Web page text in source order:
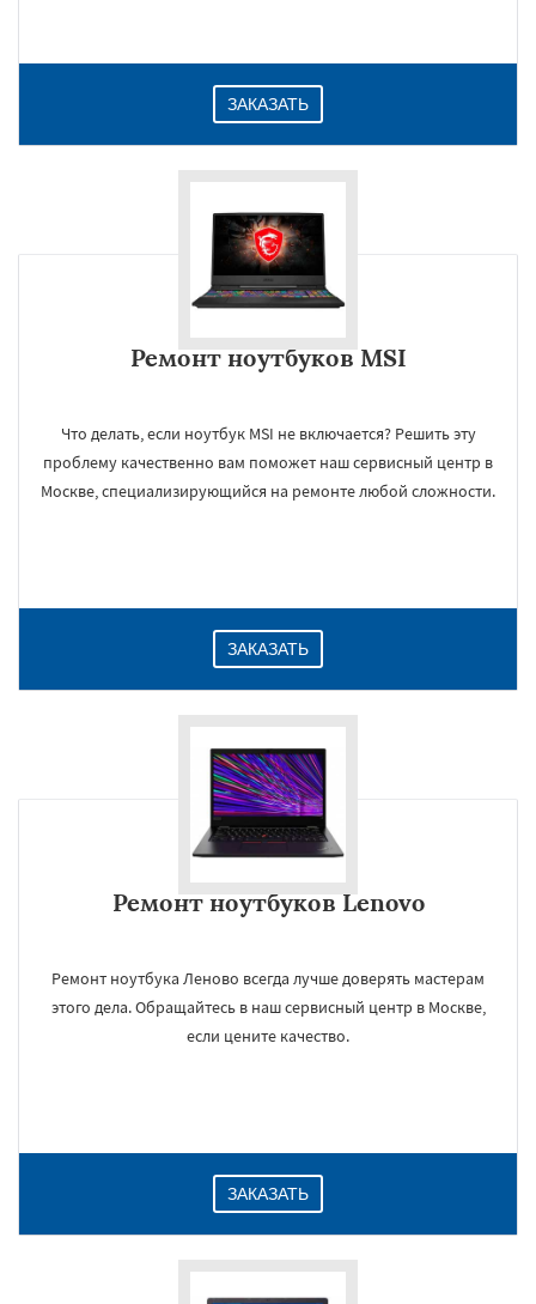
ЗАКАЗАТЬ
Ремонт ноутбуков MSI
Что делать, если ноутбук MSI не включается? Решить эту
проблему качественно вам поможет наш сервисный центр в
Москве, специализирующийся на ремонте любой сложности.
ЗАКАЗАТЬ
Ремонт ноутбуков Lenovo
Ремонт ноутбука Леново всегда лучше доверять мастерам
этого дела. Обращайтесь в наш сервисный центр в Москве,
если цените качество.
ЗАКАЗАТЬ